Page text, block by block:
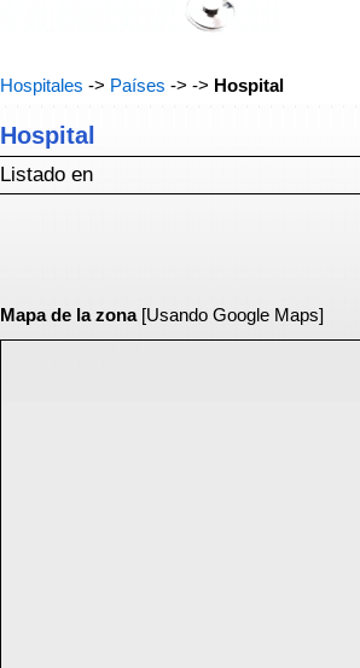
Hospitales -> Países -> -> Hospital
Hospital
Listado en
Mapa de la zona[Usando Google Maps]